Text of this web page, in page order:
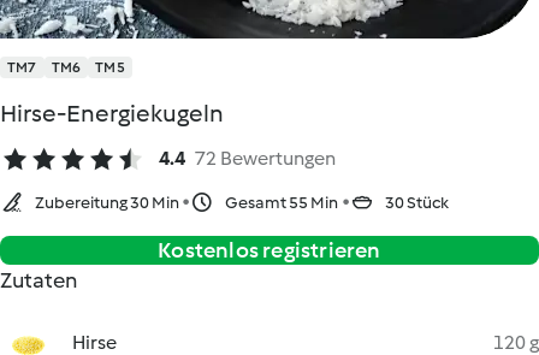
TM7 TM6 TM5
Hirse-Energiekugeln
4.4 72 Bewertungen
Zubereitung 30 Min Gesamt 55 Min 30 Stück
Kostenlos registrieren
Zutaten
Hirse 120 g